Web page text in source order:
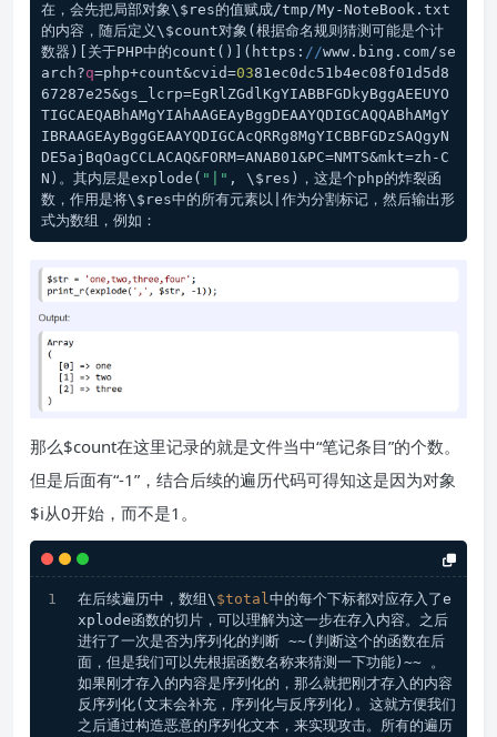
在，会先把局部对象\$res的值赋成/tmp/My-NoteBook.txt
的内容，随后定义\$count对象(根据命名规则猜测可能是个计
数器)[关于PHP中的count()](https: //www.bing.com/se
arch?q=php+count&cvid=0381ec0dc51b4ec08f01d5d8
67287e25&gs_lcrp=EgRlZGdlKgYIABBFGDkyBggAEEUYO
TIGCAEQABhAMgYIAhAAGEAyBggDEAAYQDIGCAQQABhAMgY
IBRAAGEAyBggGEAAYQDIGCAcQRRg8MgYICBBFGDzSAQgyN
DE5ajBqOagCCLACAQ&FORM=ANAB01&PC=NMTS&mkt=zh-C
N)。其内层是explode( "|" , \$res)，这是个php的炸裂函
数，作用是将\$res中的所有元素以|作为分割标记，然后输出形
那么$count在这里记录的就是文件当中“笔记条目”的个数。
但是后面有“-1”，结合后续的遍历代码可得知这是因为对象
$i从0开始，而不是1。
在后续遍历中，数组\ $total中的每个下标都对应存入了e
xplode函数的切片，可以理解为这一步在存入内容。之后
进行了一次是否为序列化的判断​ ~~(判断这个的函数在后
面，但是我们可以先根据函数名称来猜测一下功能)~~ ​。
如果刚才存入的内容是序列化的，那么就把刚才存入的内容
反序列化(文末会补充，序列化与反序列化)。这就方便我们
之后通过构造恶意的序列化文本，来实现攻击。所有的遍历